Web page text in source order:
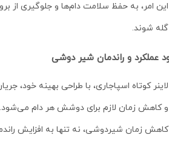
این امر، به حفظ سلامت دام‌ها و جلوگیری از
گله شوند.
لاینر کوتاه اسپاجاری، با طراحی بهینه
و کاهش زمان لازم برای دوشش هر دام می‌شود.
کاهش زمان شیردوشی، نه تنها به افزایش